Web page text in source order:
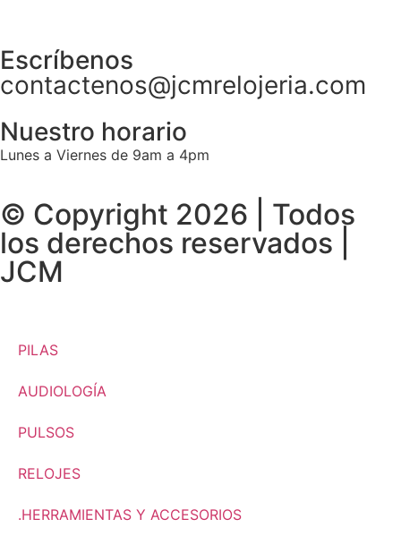
Escríbenos
contactenos@jcmrelojeria.com
Nuestro horario
Lunes a Viernes de 9am a 4pm
© Copyright 2026 | Todos
los derechos reservados |
JCM
PILAS
AUDIOLOGÍA
PULSOS
RELOJES
.HERRAMIENTAS Y ACCESORIOS